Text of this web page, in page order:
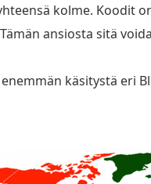
kolme. Koodit
ansiosta sitä
käsitystä eri